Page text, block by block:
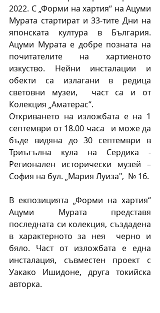
2022. С „Форми на хартия“ на Ацуми
Мурата стартират и 33-тите Дни на
японската култура в България.
Ацуми Мурата е добре позната на
почитателите на хартиеното
изкуство. Нейни инсталации и
обекти са излагани в редица
световни музеи,  част са и от
Колекция „Аматерас“.
Откриването на изложбата е на 1
септември от 18.00 часа   и може да
бъде видяна до 30 септември в
Триъгълна кула на Сердика -
Регионален исторически музей –
София на бул. „Мария Луиза",  № 16.
В екпозицията „Форми на хартия“
Ацуми Мурата представя
последната си колекция, създадена
в характерното за нея  черно и
бяло. Част от изложбата е една
инсталация, съвместен проект с
Уакако Ишидоне, друга токийска
авторка.